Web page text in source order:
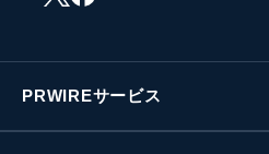
PRWIREサービス